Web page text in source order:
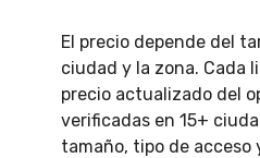
El precio depende del
ciudad y la zona. Cada
precio actualizado del
verificadas en 15+
tamaño, tipo de acceso